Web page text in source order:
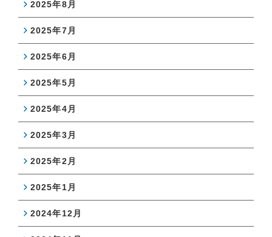
2025年8月
2025年7月
2025年6月
2025年5月
2025年4月
2025年3月
2025年2月
2025年1月
2024年12月